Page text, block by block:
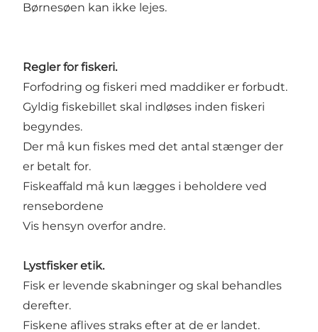
Børnesøen kan ikke lejes.
Regler for fiskeri.
Forfodring og fiskeri med maddiker er forbudt.
Gyldig fiskebillet skal indløses inden fiskeri
begyndes.
Der må kun fiskes med det antal stænger der
er betalt for.
Fiskeaffald må kun lægges i beholdere ved
rensebordene
Vis hensyn overfor andre.
Lystfisker etik.
Fisk er levende skabninger og skal behandles
derefter.
Fiskene aflives straks efter at de er landet.